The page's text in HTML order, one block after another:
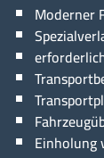
Moderner
Einholung